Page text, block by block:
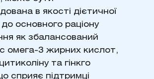
в якості дієтичної
основного раціону
як збалансований
омега-3 жирних кислот,
та гінкго
сприяє підтримці